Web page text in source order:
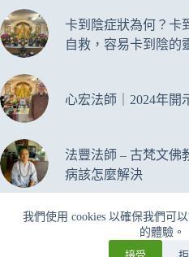
我們使用 cookies 以確保我們可
的體驗。
卡到陰症狀為何？卡
自救，容易卡到陰的
心宏法師｜2024年開
法豐法師 – 古梵文佛
病該怎麼解決
版權 © 2026 - VitoHsu